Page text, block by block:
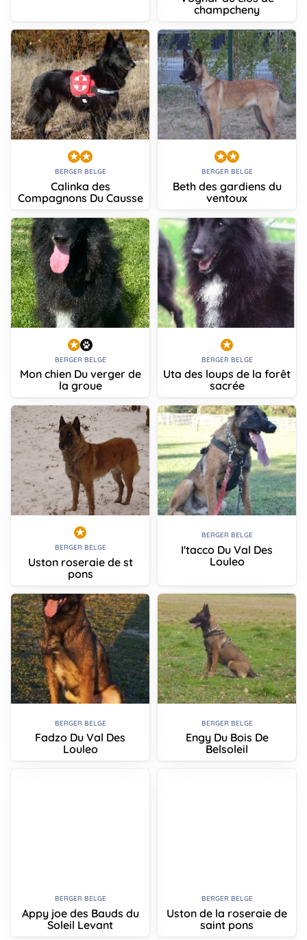
champcheny
BERGER BELGE
Calinka des
Compagnons Du Causse
BERGER BELGE
Beth des gardiens du
ventoux
BERGER BELGE
Mon chien Du verger de
la groue
BERGER BELGE
Uta des loups de la forêt
sacrée
BERGER BELGE
Uston roseraie de st
pons
BERGER BELGE
I'tacco Du Val Des
Louleo
BERGER BELGE
Fadzo Du Val Des
Louleo
BERGER BELGE
Engy Du Bois De
Belsoleil
BERGER BELGE
Appy joe des Bauds du
Soleil Levant
BERGER BELGE
Uston de la roseraie de
saint pons